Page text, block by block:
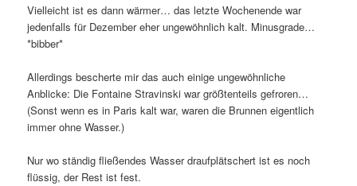
Vielleicht ist es dann wärmer… das letzte Wochenende war
jedenfalls für Dezember eher ungewöhnlich kalt. Minusgrade…
*bibber*
Allerdings bescherte mir das auch einige ungewöhnliche
Anblicke: Die Fontaine Stravinski war größtenteils gefroren…
(Sonst wenn es in Paris kalt war, waren die Brunnen eigentlich
immer ohne Wasser.)
Nur wo ständig fließendes Wasser draufplätschert ist es noch
flüssig, der Rest ist fest.